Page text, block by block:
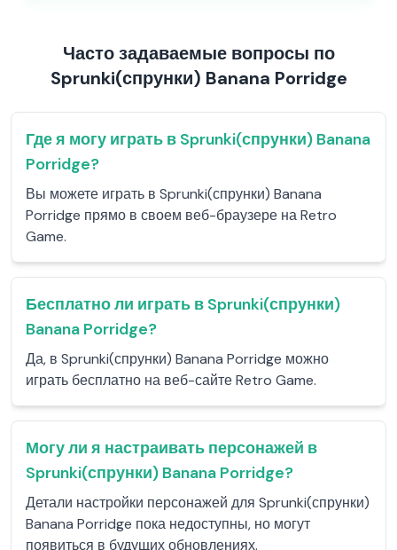
Часто задаваемые вопросы по
Sprunki(спрунки) Banana Porridge
Где я могу играть в Sprunki(спрунки) Banana
Porridge?
Вы можете играть в Sprunki(спрунки) Banana
Porridge прямо в своем веб-браузере на Retro
Game.
Бесплатно ли играть в Sprunki(спрунки)
Banana Porridge?
Да, в Sprunki(спрунки) Banana Porridge можно
играть бесплатно на веб-сайте Retro Game.
Могу ли я настраивать персонажей в
Sprunki(спрунки) Banana Porridge?
Детали настройки персонажей для Sprunki(спрунки)
Banana Porridge пока недоступны, но могут
появиться в будущих обновлениях.